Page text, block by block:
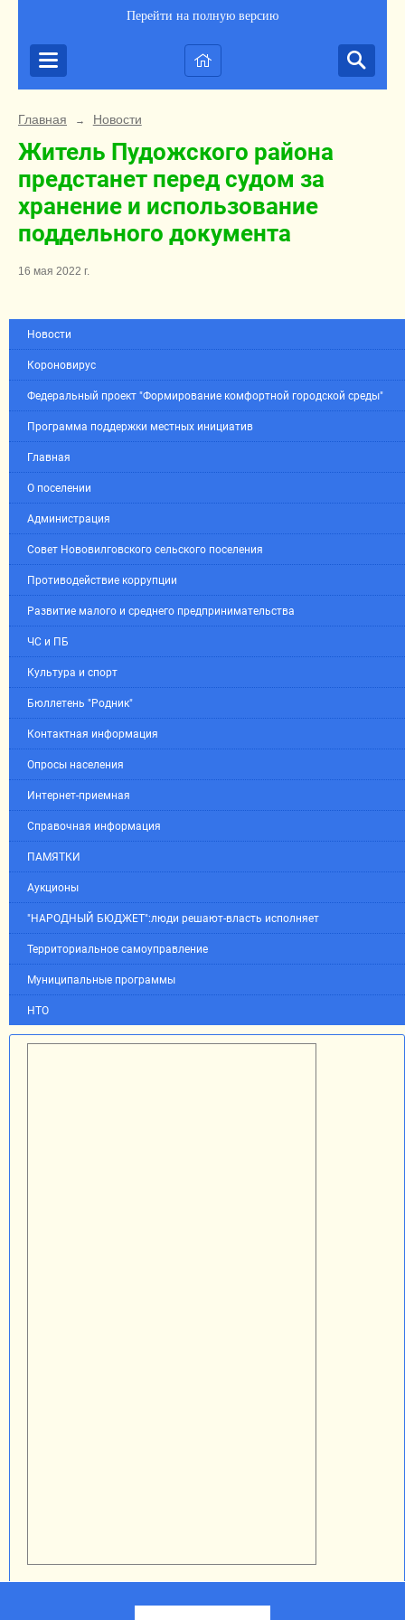
Перейти на полную версию
Главная → Новости
Житель Пудожского района
предстанет перед судом за
хранение и использование
поддельного документа
16 мая 2022 г.
Новости
Короновирус
Федеральный проект "Формирование комфортной городской среды"
Программа поддержки местных инициатив
Главная
О поселении
Администрация
Совет Нововилговского сельского поселения
Противодействие коррупции
Развитие малого и среднего предпринимательства
ЧС и ПБ
Культура и спорт
Бюллетень "Родник"
Контактная информация
Опросы населения
Интернет-приемная
Справочная информация
ПАМЯТКИ
Аукционы
"НАРОДНЫЙ БЮДЖЕТ":люди решают-власть исполняет
Территориальное самоуправление
Муниципальные программы
НТО